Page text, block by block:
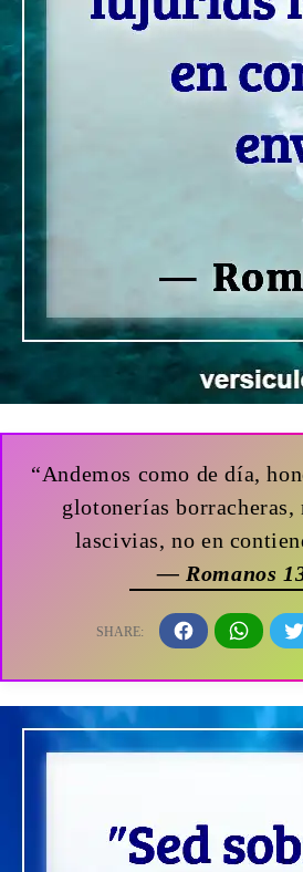
“Andemos como de día,
glotonerías
lascivias, no en
— Romanos